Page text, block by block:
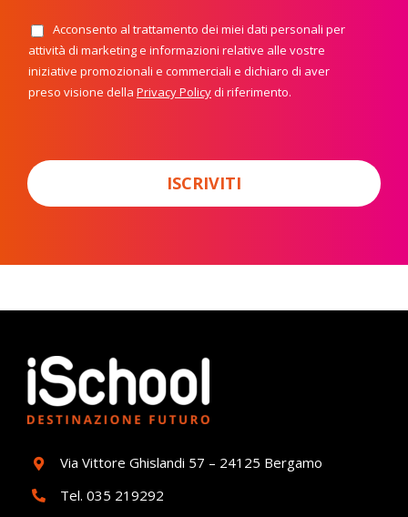
a
c
y
o
y
*
N
e
s
l
r
Acconsento al trattamento dei miei dati personali per
attività di marketing e informazioni relative alle vostre
iniziative promozionali e commerciali e dichiaro di aver
preso visione della Privacy Policydi riferimento.
ISCRIVITI
Via Vittore Ghislandi 57 – 24125 Bergamo
Tel. 035 219292